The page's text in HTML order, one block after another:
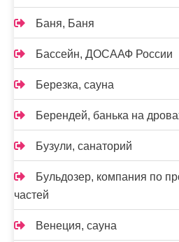
Баня, Баня
Бассейн, ДОСААФ России
Березка, сауна
Берендей, банька на
Бузули, санаторий
Бульдозер, компания по
частей
Венеция, сауна